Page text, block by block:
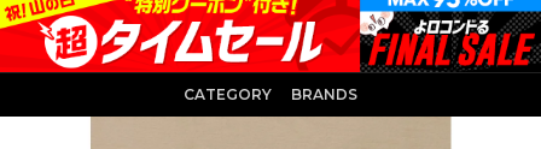
CATEGORY BRANDS